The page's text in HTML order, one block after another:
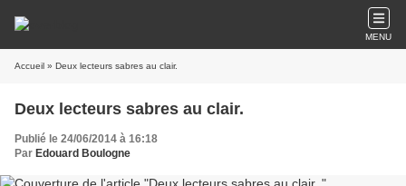
MENU
Accueil » Deux lecteurs sabres au clair.
Deux lecteurs sabres au clair.
Publié le 24/06/2014 à 16:18
Par Edouard Boulogne